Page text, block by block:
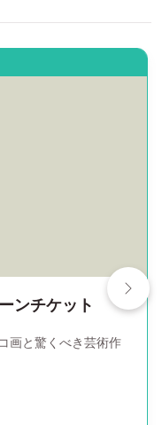
ンチケット
画と驚くべき芸術作